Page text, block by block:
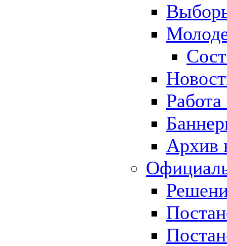
Архив